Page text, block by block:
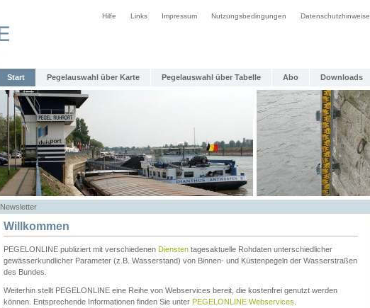
Hilfe Links Impressum Nutzungsbedingungen Datenschutzhinweise
Start Pegelauswahl über Karte Pegelauswahl über Tabelle Abo Downloads
Newsletter
Willkommen
PEGELONLINE publiziert mit verschiedenen Diensten tagesaktuelle Rohdaten unterschiedlicher
gewässerkundlicher Parameter (z.B. Wasserstand) von Binnen- und Küstenpegeln der Wasserstraßen
des Bundes.
Weiterhin stellt PEGELONLINE eine Reihe von Webservices bereit, die kostenfrei genutzt werden
können. Entsprechende Informationen finden Sie unter PEGELONLINE Webservices